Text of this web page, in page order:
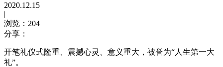
2020.12.15
|
浏览：204
分享：
开笔礼仪式隆重、震撼心灵、意义重大，被誉为“人生第一大
礼”。